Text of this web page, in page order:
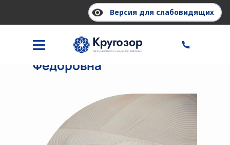
Версия для слабовидящих
Каштанова Елена
Федоровна